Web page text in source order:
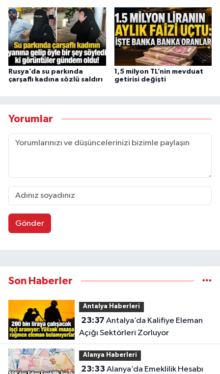
Rusya’da su parkında
çarşaflı kadına sözlü saldırı
1,5 milyon TL’nin mevduat
getirisi değişti
Yorumlar
Gönder
Son Haberler
Antalya Haberleri
23:37
Açığı Sektörleri Zorluyor
Alanya Haberleri
23:33